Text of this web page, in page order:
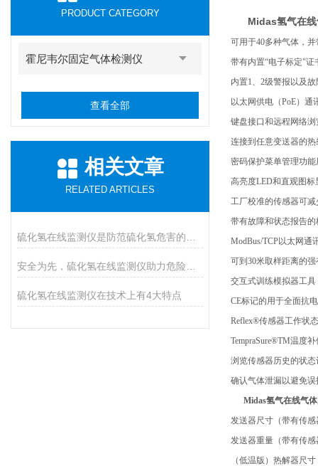
PRODUCT CATEGORY
霍尼韦尔固定气体检测仪
查看全部
相关文章
RELATED ARTICLES
硫化氢在线监测仪在技术上有4大特点
Midas氢气在线
可用于40多种气体，
带有内置“电子标定"证
内置1、2级警报以及
以太网供电（PoE）通
键盘接口和远程网络浏
连接到任意变送器的
密码保护菜单管理功
高亮度LED和直观图
工厂校准的传感器可
带有故障和状态报告
ModBus/TCP以太网
可到30米取样距离的
交互式训练模拟器工具
CE标记的用于全面抗
Reflex®传感器工作状
TempraSure®TM温度
浏览传感器历史的状态
确认气体泄漏以避免
Midas氢气在线气体
发送器尺寸（带有传
发送器重量（带有传
（低温版）热解器尺